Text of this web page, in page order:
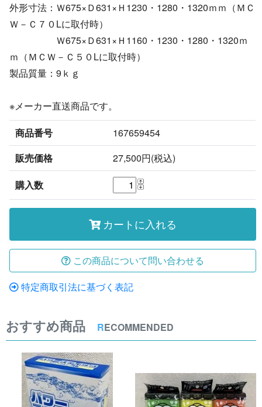
外形寸法：Ｗ675×Ｄ631×Ｈ1230・1280・1320ｍｍ（ＭＣ
Ｗ－Ｃ７０Lに取付時）
Ｗ675×Ｄ631×Ｈ1160・1230・1280・1320ｍ
ｍ（ＭＣＷ－Ｃ５０Lに取付時）
製品質量：9ｋｇ
※メーカー直送商品です。
商品番号
167659454
販売価格
27,500円(税込)
購入数
カートに入れる
この商品について問い合わせる
特定商取引法に基づく表記
おすすめ商品 RECOMMENDED